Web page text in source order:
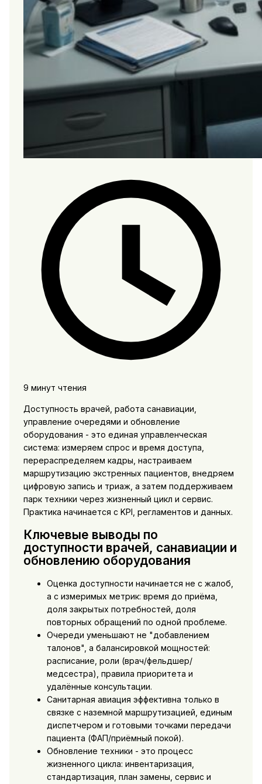
9 минут чтения
Доступность врачей, работа санавиации,
управление очередями и обновление
оборудования - это единая управленческая
система: измеряем спрос и время доступа,
перераспределяем кадры, настраиваем
маршрутизацию экстренных пациентов, внедряем
цифровую запись и триаж, а затем поддерживаем
парк техники через жизненный цикл и сервис.
Практика начинается с KPI, регламентов и данных.
Ключевые выводы по
доступности врачей, санавиации и
обновлению оборудования
Оценка доступности начинается не с жалоб,
а с измеримых метрик: время до приёма,
доля закрытых потребностей, доля
повторных обращений по одной проблеме.
Очереди уменьшают не "добавлением
талонов", а балансировкой мощностей:
расписание, роли (врач/фельдшер/
медсестра), правила приоритета и
удалённые консультации.
Санитарная авиация эффективна только в
связке с наземной маршрутизацией, единым
диспетчером и готовыми точками передачи
пациента (ФАП/приёмный покой).
Обновление техники - это процесс
жизненного цикла: инвентаризация,
стандартизация, план замены, сервис и